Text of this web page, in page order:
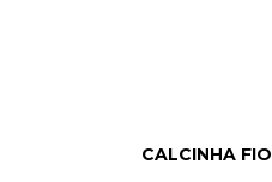
CALCINHA FIO